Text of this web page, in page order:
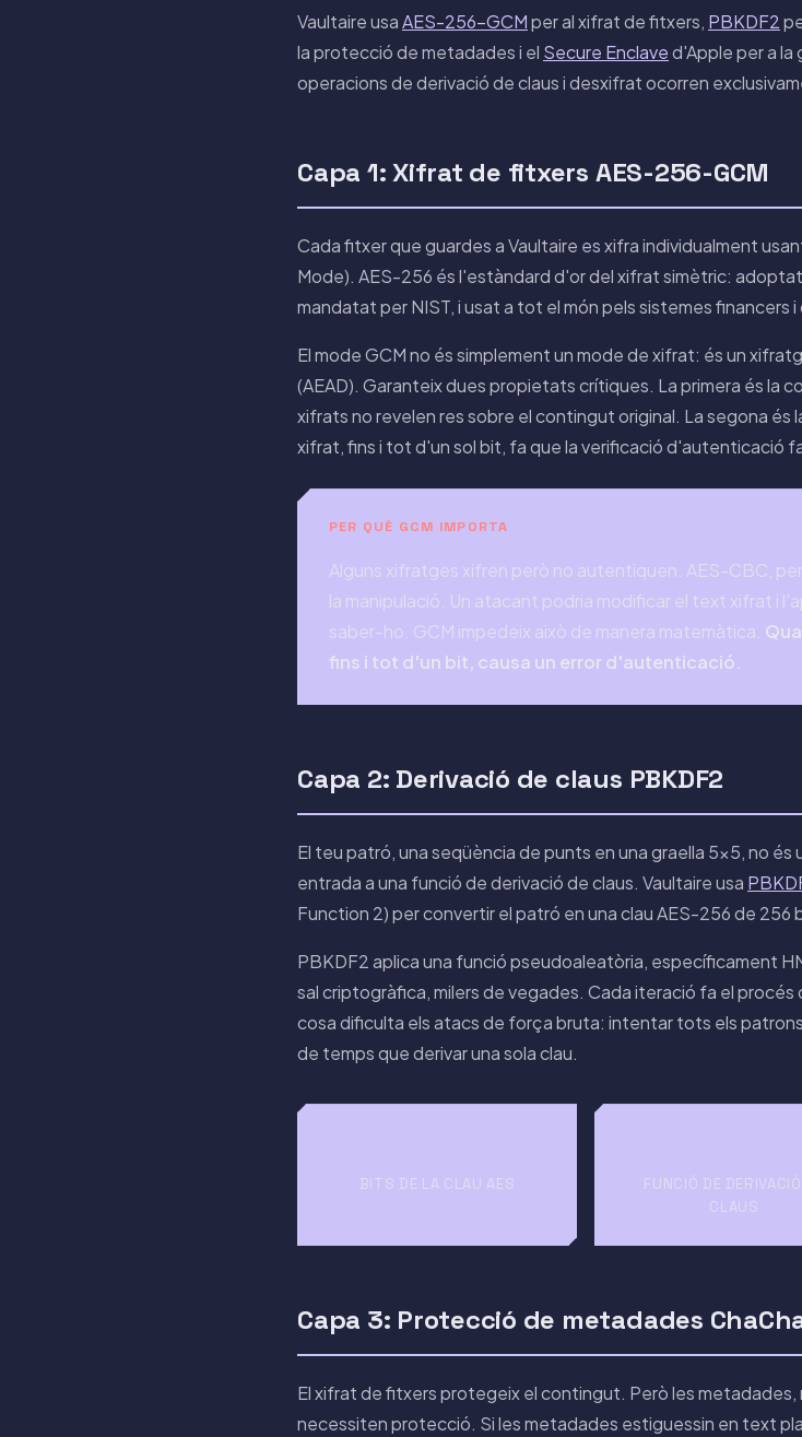
Vaultaire usaAES-256-GCMper al xifrat de fitxers, PBKDF2
la protecció de metadades i el Secure Enclaved'Apple per a la
operacions de derivació de claus i desxifrat ocorren
Capa 1: Xifrat de fitxers AES-256-GCM
Cada fitxer que guardes a Vaultaire es xifra individualment
Mode). AES-256 és l'estàndard d'or del xifrat simètric:
mandatat per NIST, i usat a tot el món pels sistemes financers
El mode GCM no és simplement un mode de xifrat: és un
(AEAD). Garanteix dues propietats crítiques. La primera és la
xifrats no revelen res sobre el contingut original. La segona
xifrat, fins i tot d'un sol bit, fa que la verificació d'autenticació
PER QUÈ GCM IMPORTA
Alguns xifratges xifren però no autentiquen. AES-CBC,
la manipulació. Un atacant podria modificar el text xifrat i
saber-ho. GCM impedeix això de manera matemàtica.
fins i tot d'un bit, causa un error d'autenticació.
Capa 2: Derivació de claus PBKDF2
El teu patró, una seqüència de punts en una graella 5×5, no
entrada a una funció de derivació de claus. Vaultaire usa
Function 2) per convertir el patró en una clau AES-256 de 256
PBKDF2 aplica una funció pseudoaleatòria, específicament
sal criptogràfica, milers de vegades. Cada iteració fa el procés
cosa dificulta els atacs de força bruta: intentar tots els
de temps que derivar una sola clau.
BITS DE LA CLAU AES
FUNCIÓ DE
CLAUS
Capa 3: Protecció de metadades
El xifrat de fitxers protegeix el contingut. Però les
necessiten protecció. Si les metadades estiguessin en text